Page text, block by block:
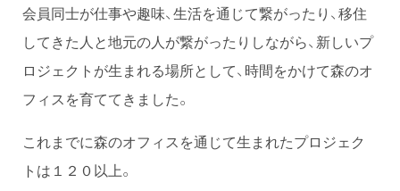
会員同士が仕事や趣味、生活を通じて繋がったり、移住
してきた人と地元の人が繋がったりしながら、新しいプ
ロジェクトが生まれる場所として、時間をかけて森のオ
フィスを育ててきました。
これまでに森のオフィスを通じて生まれたプロジェク
トは１２０以上。